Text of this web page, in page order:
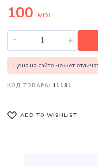
100 MDL
- +
Цена на сайте может
КОД ТОВАРА: 11191
ADD TO WISHLIST